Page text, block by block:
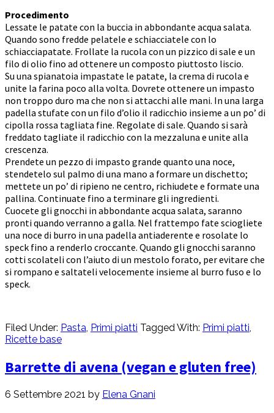
Procedimento
Lessate le patate con la buccia in abbondante acqua salata.
Quando sono fredde pelatele e schiacciatele con lo
schiacciapatate. Frollate la rucola con un pizzico di sale e un
filo di olio fino ad ottenere un composto piuttosto liscio.
Su una spianatoia impastate le patate, la crema di rucola e
unite la farina poco alla volta. Dovrete ottenere un impasto
non troppo duro ma che non si attacchi alle mani. In una larga
padella stufate con un filo d’olio il radicchio insieme a un po’ di
cipolla rossa tagliata fine. Regolate di sale. Quando si sarà
freddato tagliate il radicchio con la mezzaluna e unite alla
crescenza.
Prendete un pezzo di impasto grande quanto una noce,
stendetelo sul palmo di una mano a formare un dischetto;
mettete un po’ di ripieno ne centro, richiudete e formate una
pallina. Continuate fino a terminare gli ingredienti.
Cuocete gli gnocchi in abbondante acqua salata, saranno
pronti quando verranno a galla. Nel frattempo fate sciogliete
una noce di burro in una padella antiaderente e rosolate lo
speck fino a renderlo croccante. Quando gli gnocchi saranno
cotti scolateli con l’aiuto di un mestolo forato, per evitare che
si rompano e saltateli velocemente insieme al burro fuso e lo
speck.
Filed Under: Pasta, Primi piatti Tagged With: Primi piatti,
Ricette base
Barrette di avena (vegan e gluten free)
6 Settembre 2021 by Elena Gnani